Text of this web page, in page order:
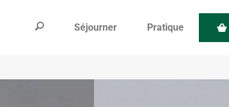
Séjourner Pratique